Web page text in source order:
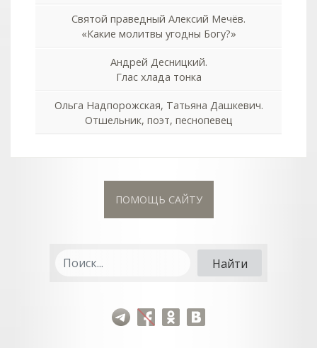
Святой праведный Алексий Мечёв.
«Какие молитвы угодны Богу?»
Андрей Десницкий.
Глас хлада тонка
Ольга Надпорожская, Татьяна Дашкевич.
Отшельник, поэт, песнопевец
ПОМОЩЬ САЙТУ